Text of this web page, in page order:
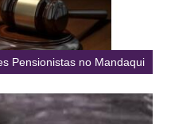
Pensionistas no Mandaqui